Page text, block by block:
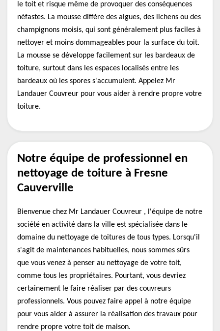
le toit et risque même de provoquer des conséquences
néfastes. La mousse diffère des algues, des lichens ou des
champignons moisis, qui sont généralement plus faciles à
nettoyer et moins dommageables pour la surface du toit.
La mousse se développe facilement sur les bardeaux de
toiture, surtout dans les espaces localisés entre les
bardeaux où les spores s'accumulent. Appelez Mr
Landauer Couvreur pour vous aider à rendre propre votre
toiture.
Notre équipe de professionnel en
nettoyage de toiture à Fresne
Cauverville
Bienvenue chez Mr Landauer Couvreur , l'équipe de notre
société en activité dans la ville est spécialisée dans le
domaine du nettoyage de toitures de tous types. Lorsqu'il
s'agit de maintenances habituelles, nous sommes sûrs
que vous venez à penser au nettoyage de votre toit,
comme tous les propriétaires. Pourtant, vous devriez
certainement le faire réaliser par des couvreurs
professionnels. Vous pouvez faire appel à notre équipe
pour vous aider à assurer la réalisation des travaux pour
rendre propre votre toit de maison.